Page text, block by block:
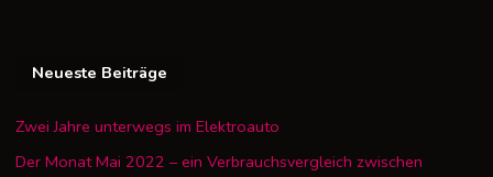
Neueste Beiträge
Zwei Jahre unterwegs im Elektroauto
Der Monat Mai 2022 – ein Verbrauchsvergleich zwischen